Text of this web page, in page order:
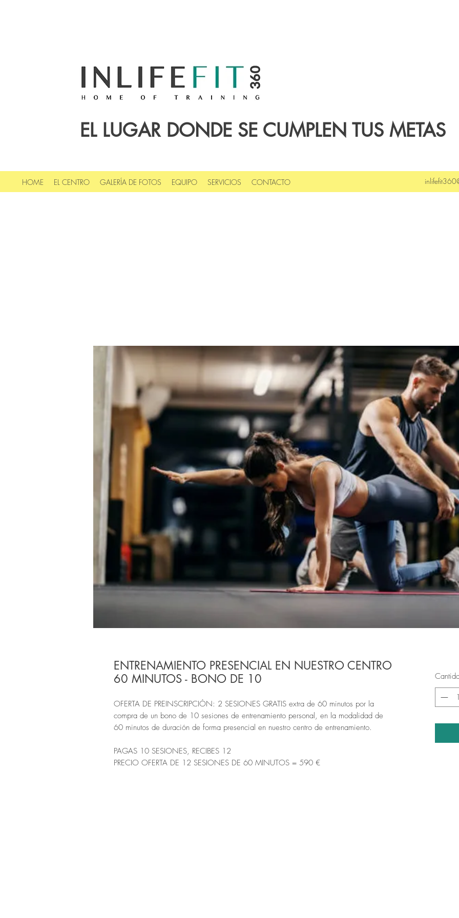
EL LUGAR DONDE SE CUMPLEN TUS METAS
HOME EL CENTRO GALERÍA DE FOTOS EQUIPO SERVICIOS CONTACTO inlifefit360
ENTRENAMIENTO PRESENCIAL EN NUESTRO CENTRO
60 MINUTOS - BONO DE 10
OFERTA DE PREINSCRIPCIÓN: 2 SESIONES GRATIS extra de 60 minutos por la
compra de un bono de 10 sesiones de entrenamiento personal, en la modalidad de
60 minutos de duración de forma presencial en nuestro centro de entrenamiento.
PAGAS 10 SESIONES, RECIBES 12
PRECIO OFERTA DE 12 SESIONES DE 60 MINUTOS = 590 €